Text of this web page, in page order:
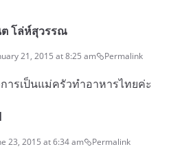
โล่ห์สุวรรณ
21, 2015 at 8:25 am Permalink
ารเป็นแม่ครัวทำอาหารไทยค่ะ
23, 2015 at 6:34 am Permalink